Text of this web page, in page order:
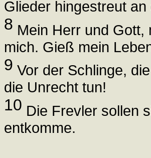
Glieder hingestreut
8 Mein Herr und Gott,
mich. Gieß mein
9 Vor der Schlinge,
die Unrecht tun!
10 Die Frevler sollen
entkomme.